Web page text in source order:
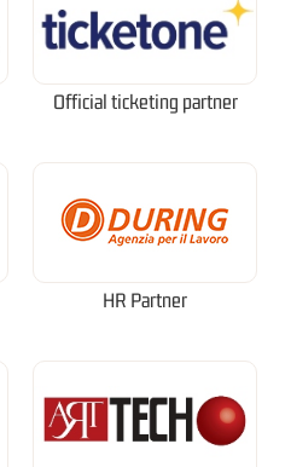
Official ticketing partner
HR Partner